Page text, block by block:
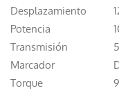
Desplazamiento
Potencia
Transmisión
Marcador
Torque